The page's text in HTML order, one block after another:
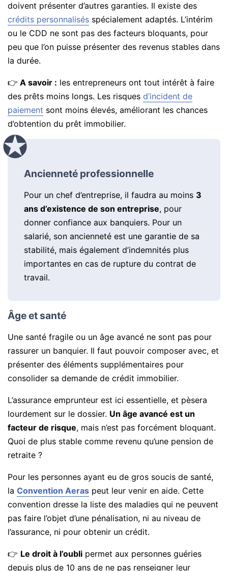
doivent présenter d’autres garanties. Il existe des
crédits personnalisés spécialement adaptés. L’intérim
ou le CDD ne sont pas des facteurs bloquants, pour
peu que l’on puisse présenter des revenus stables dans
la durée.
👉 A savoir : les entrepreneurs ont tout intérêt à faire
des prêts moins longs. Les risques d’incident de
paiement sont moins élevés, améliorant les chances
d’obtention du prêt immobilier.
Ancienneté professionnelle
Pour un chef d’entreprise, il faudra au moins 3
ans d’existence de son entreprise, pour
donner confiance aux banquiers. Pour un
salarié, son ancienneté est une garantie de sa
stabilité, mais également d’indemnités plus
importantes en cas de rupture du contrat de
travail.
Âge et santé
Une santé fragile ou un âge avancé ne sont pas pour
rassurer un banquier. Il faut pouvoir composer avec, et
présenter des éléments supplémentaires pour
consolider sa demande de crédit immobilier.
L’assurance emprunteur est ici essentielle, et pèsera
lourdement sur le dossier. Un âge avancé est un
facteur de risque, mais n’est pas forcément bloquant.
Quoi de plus stable comme revenu qu’une pension de
retraite ?
Pour les personnes ayant eu de gros soucis de santé,
la Convention Aeras peut leur venir en aide. Cette
convention dresse la liste des maladies qui ne peuvent
pas faire l’objet d’une pénalisation, ni au niveau de
l’assurance, ni pour obtenir un crédit.
👉 Le droit à l’oubli permet aux personnes guéries
depuis plus de 10 ans de ne pas renseigner leur